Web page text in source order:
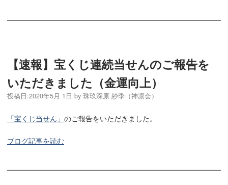
【速報】宝くじ連続当せんのご報告を
いただきました（金運向上）
投稿日:2020年5月 1日 by 珠玖深原 紗季（神凛会）
「宝くじ当せん」 のご報告をいただきました。
ブログ記事を読む